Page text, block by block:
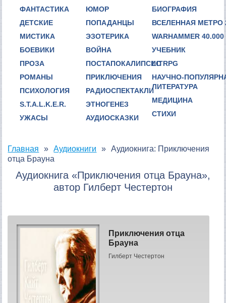
ФАНТАСТИКА
ДЕТСКИЕ
МИСТИКА
БОЕВИКИ
ПРОЗА
РОМАНЫ
ПСИХОЛОГИЯ
S.T.A.L.K.E.R.
УЖАСЫ
ЮМОР
ПОПАДАНЦЫ
ЭЗОТЕРИКА
ВОЙНА
ПОСТАПОКАЛИПСИС
ПРИКЛЮЧЕНИЯ
РАДИОСПЕКТАКЛИ
ЭТНОГЕНЕЗ
АУДИОСКАЗКИ
БИОГРАФИЯ
ВСЕЛЕННАЯ МЕТРО
WARHAMMER 40.000
УЧЕБНИК
LITRPG
НАУЧНО-
ЛИТЕРАТУРА
МЕДИЦИНА
СТИХИ
Главная Аудиокниги
Аудиокнига: Приключения
отца Брауна
Аудиокнига «Приключения отца Брауна»,
автор Гилберт Честертон
Приключения отца
Брауна
Гилберт Честертон